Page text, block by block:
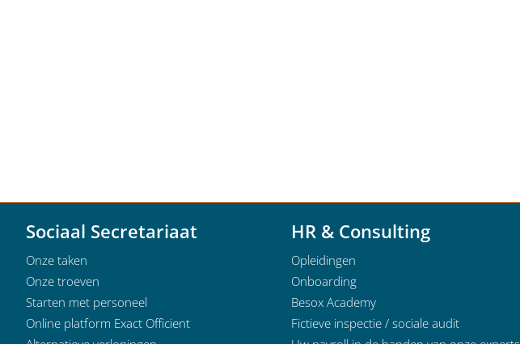
Sociaal Secretariaat
Onze taken
Onze troeven
Starten met personeel
Online platform Exact Officient
HR & Consulting
Opleidingen
Onboarding
Besox Academy
Fictieve inspectie / sociale audit